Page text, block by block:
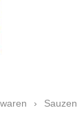
› Sauzen